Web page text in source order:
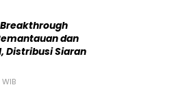
dan
Distribusi Siaran